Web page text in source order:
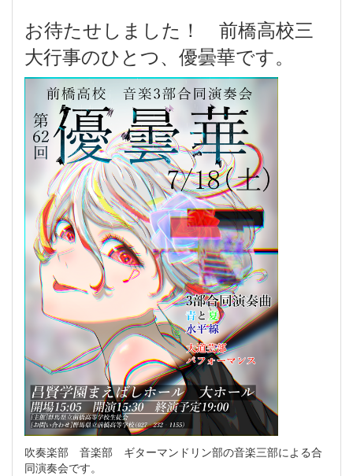
お待たせしました！ 前橋高校三
大行事のひとつ、優曇華です。
吹奏楽部 音楽部 ギターマンドリン部の音楽三部による合
同演奏会です。